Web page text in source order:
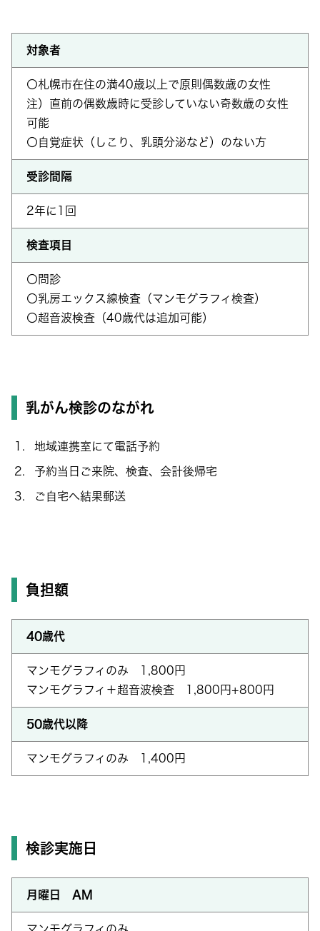
対象者
〇札幌市在住の満40歳以上で原則偶数歳の女性
注）直前の偶数歳時に受診していない奇数歳の女性
可能
〇自覚症状（しこり、乳頭分泌など）のない方
受診間隔
2年に1回
検査項目
〇問診
〇乳房エックス線検査（マンモグラフィ検査）
〇超音波検査（40歳代は追加可能）
乳がん検診のながれ
地域連携室にて電話予約
予約当日ご来院、検査、会計後帰宅
ご自宅へ結果郵送
負担額
40歳代
マンモグラフィのみ 1,800円
マンモグラフィ＋超音波検査 1,800円+800円
50歳代以降
マンモグラフィのみ 1,400円
検診実施日
月曜日 AM